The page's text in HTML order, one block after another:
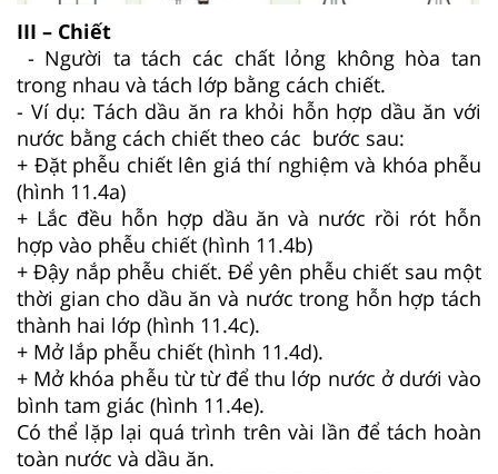
III – Chiết
- Người ta tách các chất lỏng không hòa tan
trong nhau và tách lớp bằng cách chiết.
- Ví dụ: Tách dầu ăn ra khỏi hỗn hợp dầu ăn với
nước bằng cách chiết theo các bước sau:
+ Đặt phễu chiết lên giá thí nghiệm và khóa phễu
(hình 11.4a)
+ Lắc đều hỗn hợp dầu ăn và nước rồi rót hỗn
hợp vào phễu chiết (hình 11.4b)
+ Đậy nắp phễu chiết. Để yên phễu chiết sau một
thời gian cho dầu ăn và nước trong hỗn hợp tách
thành hai lớp (hình 11.4c).
+ Mở lắp phễu chiết (hình 11.4d).
+ Mở khóa phễu từ từ để thu lớp nước ở dưới vào
bình tam giác (hình 11.4e).
Có thể lặp lại quá trình trên vài lần để tách hoàn
toàn nước và dầu ăn.